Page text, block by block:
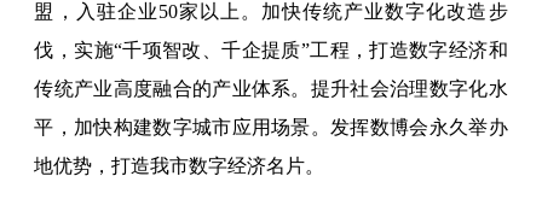
盟，入驻企业50家以上。加快传统产业数字化改造步
伐，实施“千项智改、千企提质”工程，打造数字经济和
传统产业高度融合的产业体系。提升社会治理数字化水
平，加快构建数字城市应用场景。发挥数博会永久举办
地优势，打造我市数字经济名片。